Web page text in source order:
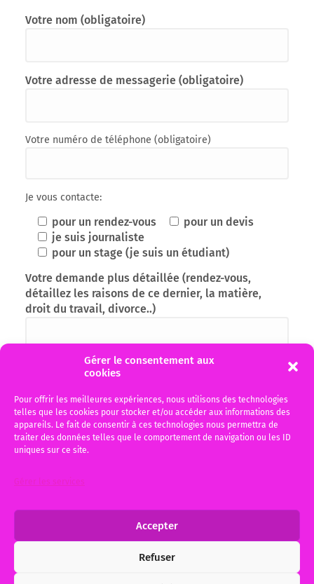
Gérer le consentement aux
cookies
Pour offrir les meilleures expériences, nous utilisons des technologies
telles que les cookies pour stocker et/ou accéder aux informations des
appareils. Le fait de consentir à ces technologies nous permettra de
traiter des données telles que le comportement de navigation ou les ID
uniques sur ce site.
Gérer les services
Accepter
Refuser
Votre nom (obligatoire)
Votre adresse de messagerie (obligatoire)
Votre numéro de téléphone (obligatoire)
Je vous contacte:
pour un rendez-vous
pour un devis
je suis journaliste
pour un stage (je suis un étudiant)
Votre demande plus détaillée (rendez-vous,
détaillez les raisons de ce dernier, la matière,
droit du travail, divorce..)
recueil des données personnelles en cliquant
l'accepte